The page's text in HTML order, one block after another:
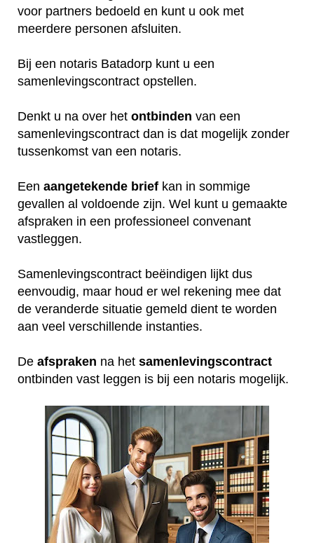
voor partners bedoeld en kunt u ook met
meerdere personen afsluiten.
Bij een notaris Batadorp kunt u een
samenlevingscontract opstellen.
Denkt u na over het ontbinden van een
samenlevingscontract dan is dat mogelijk zonder
tussenkomst van een notaris.
Een aangetekende brief kan in sommige
gevallen al voldoende zijn. Wel kunt u gemaakte
afspraken in een professioneel convenant
vastleggen.
Samenlevingscontract beëindigen lijkt dus
eenvoudig, maar houd er wel rekening mee dat
de veranderde situatie gemeld dient te worden
aan veel verschillende instanties.
De afspraken na het samenlevingscontract
ontbinden vast leggen is bij een notaris mogelijk.